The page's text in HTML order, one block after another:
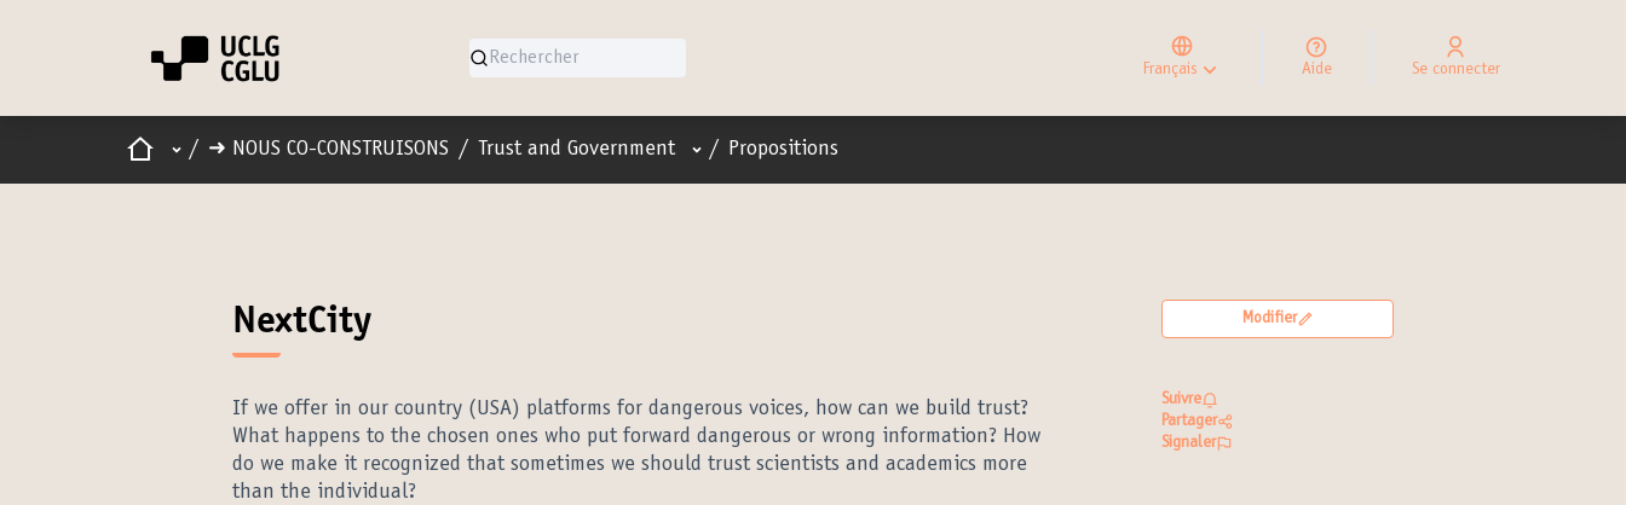
Français
Elegir el idioma
Choose language
Aide Se connecter
AccueilMenu principal
/ ➜ NOUS CO-CONSTRUISONS / Trust and Government Menu utilisateur
/ Propositions
NextCity
If we offer in our country (USA) platforms for dangerous voices, how can we build trust?
What happens to the chosen ones who put forward dangerous or wrong information? How
do we make it recognized that sometimes we should trust scientists and academics more
than the individual?
Modifier
Suivre
Partager
Signaler